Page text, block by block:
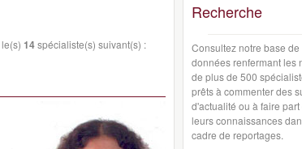
14spécialiste(s) suivant(s) :
Recherche
Consultez notre base de
données renfermant les
de plus de 500
prêts à commenter des
d'actualité ou à faire part
leurs connaissances
cadre de reportages.